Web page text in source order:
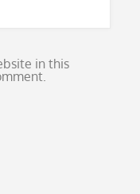
in this